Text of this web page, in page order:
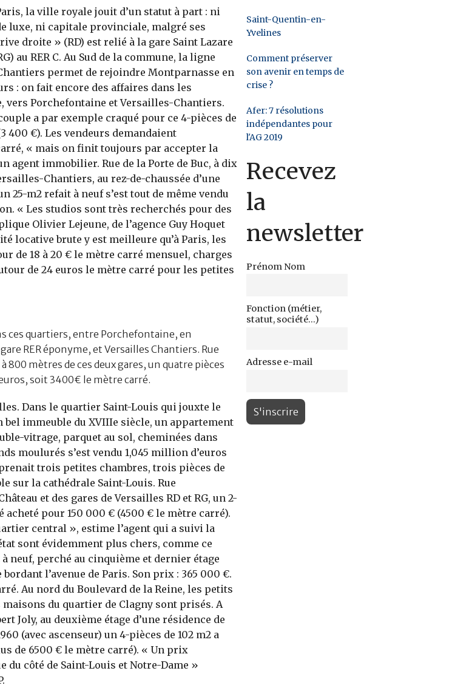
la ville royale jouit d’un statut à part : ni
luxe, ni capitale provinciale, malgré ses
droite » (RD) est relié à la gare Saint Lazare
au RER C. Au Sud de la commune, la ligne
permet de rejoindre Montparnasse en
: on fait encore des affaires dans les
vers Porchefontaine et Versailles-Chantiers.
a par exemple craqué pour ce 4-pièces de
400 €). Les vendeurs demandaient
« mais on finit toujours par accepter la
agent immobilier. Rue de la Porte de Buc, à dix
Chantiers, au rez-de-chaussée d’une
25-m2 refait à neuf s’est tout de même vendu
« Les studios sont très recherchés pour des
Olivier Lejeune, de l’agence Guy Hoquet
locative brute y est meilleure qu’à Paris, les
de 18 à 20 € le mètre carré mensuel, charges
de 24 euros le mètre carré pour les petites
ces quartiers, entre Porchefontaine, en
RER éponyme, et Versailles Chantiers. Rue
mètres de ces deux gares, un quatre pièces
soit 3400€ le mètre carré.
Dans le quartier Saint-Louis qui jouxte le
bel immeuble du XVIIIe siècle, un appartement
vitrage, parquet au sol, cheminées dans
moulurés s’est vendu 1,045 million d’euros
trois petites chambres, trois pièces de
sur la cathédrale Saint-Louis. Rue
et des gares de Versailles RD et RG, un 2-
acheté pour 150 000 € (4500 € le mètre carré).
central », estime l’agent qui a suivi la
sont évidemment plus chers, comme ce
neuf, perché au cinquième et dernier étage
l’avenue de Paris. Son prix : 365 000 €.
Au nord du Boulevard de la Reine, les petits
du quartier de Clagny sont prisés. A
Joly, au deuxième étage d’une résidence de
(avec ascenseur) un 4-pièces de 102 m2 a
de 6500 € le mètre carré). « Un prix
du côté de Saint-Louis et Notre-Dame »
Saint-Quentin-en-
Yvelines
Comment préserver
son avenir en temps de
crise ?
Afer: 7 résolutions
indépendantes pour
l'AG 2019
Recevez
la
newsletter
Prénom Nom
Fonction (métier,
statut, société...)
Adresse e-mail